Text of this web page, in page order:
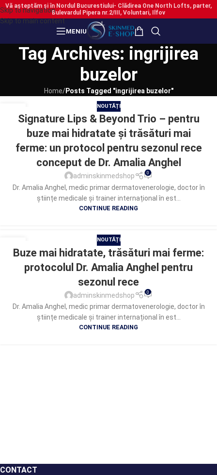
Skip to navigation
Skip to main content
Vă așteptăm și în Nordul Bucurestiului- Clădirea One North Lofts, parter,
Bulevardul Pipera nr.2/III, Voluntari, Ilfov
MENIU
Tag Archives: ingrijirea
buzelor
Home/Posts Tagged "ingrijirea buzelor"
DEC.
NOUTĂȚI
Signature Lips & Beyond Trio – pentru
buze mai hidratate și trăsături mai
ferme: un protocol pentru sezonul rece
conceput de Dr. Amalia Anghel
adminskinmedshop 0
Dr. Amalia Anghel, medic primar dermatovenerologie, doctor în
științe medicale și trainer internațional în est...
CONTINUE READING
14
DEC.
NOUTĂȚI
Buze mai hidratate, trăsături mai ferme:
protocolul Dr. Amalia Anghel pentru
sezonul rece
adminskinmedshop 0
Dr. Amalia Anghel, medic primar dermatovenerologie, doctor în
științe medicale și trainer internațional în est...
CONTINUE READING
CONTACT